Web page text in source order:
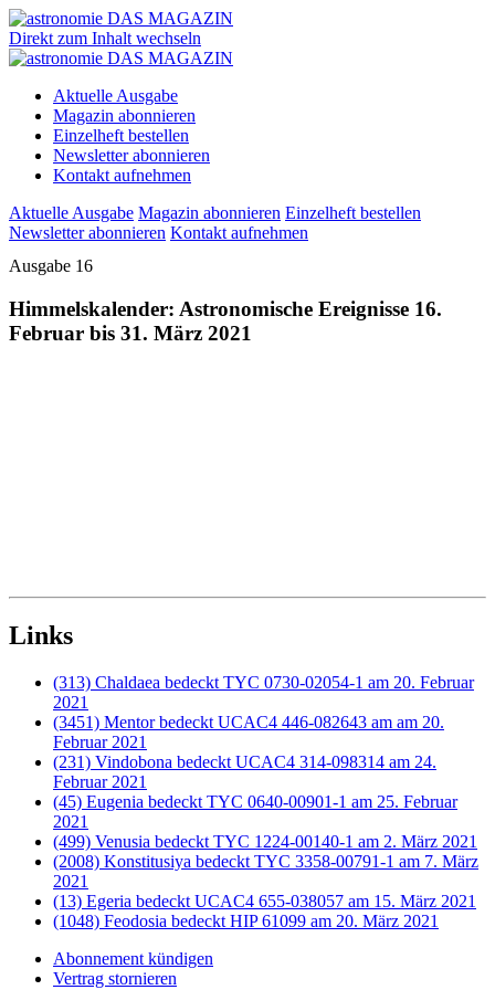
Direkt zum Inhalt wechseln
Aktuelle Ausgabe
Magazin abonnieren
Einzelheft bestellen
Newsletter abonnieren
Kontakt aufnehmen
Aktuelle Ausgabe Magazin abonnieren Einzelheft bestellen
Newsletter abonnieren Kontakt aufnehmen
Ausgabe 16
Himmelskalender: Astronomische Ereignisse 16.
Februar bis 31. März 2021
Links
(313) Chaldaea bedeckt TYC 0730-02054-1 am 20. Februar
2021
(3451) Mentor bedeckt UCAC4 446-082643 am am 20.
Februar 2021
(231) Vindobona bedeckt UCAC4 314-098314 am 24.
Februar 2021
(45) Eugenia bedeckt TYC 0640-00901-1 am 25. Februar
2021
(499) Venusia bedeckt TYC 1224-00140-1 am 2. März 2021
(2008) Konstitusiya bedeckt TYC 3358-00791-1 am 7. März
2021
(13) Egeria bedeckt UCAC4 655-038057 am 15. März 2021
(1048) Feodosia bedeckt HIP 61099 am 20. März 2021
Abonnement kündigen
Vertrag stornieren